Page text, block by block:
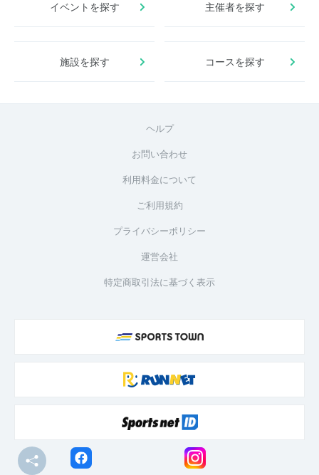
イベントを探す 主催者を探す
施設を探す コースを探す
ヘルプ
お問い合わせ
利用料金について
ご利用規約
プライバシーポリシー
運営会社
特定商取引法に基づく表示